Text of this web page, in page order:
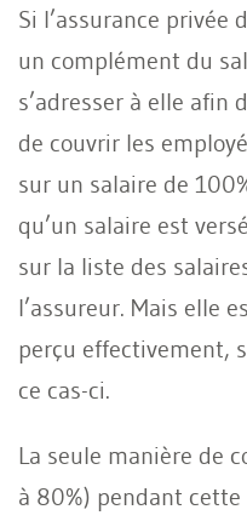
Si l’assurance privée
un complément du
s’adresser à elle afin
de couvrir les
sur un salaire de
qu’un salaire est
sur la liste des
l’assureur. Mais elle
perçu effectivement,
ce cas-ci.
La seule manière de
à 80%) pendant